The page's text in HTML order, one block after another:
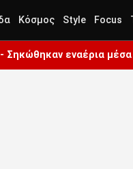
Κόσμος Style Focus
Σηκώθηκαν εναέρια μέσα